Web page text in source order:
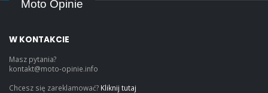
Moto Opinie
W KONTAKCIE
Masz pytania?
kontakt@moto-opinie.info
Chcesz się zareklamować? Kliknij tutaj